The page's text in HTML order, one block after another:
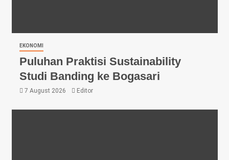
EKONOMI
Puluhan Praktisi Sustainability
Studi Banding ke Bogasari
7 August 2026 Editor